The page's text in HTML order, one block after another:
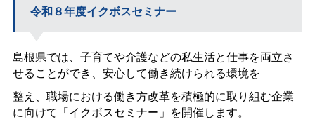
令和８年度イクボスセミナー
島根県では、子育てや介護などの私生活と仕事を両立さ
せることができ、安心して働き続けられる環境を
整え、職場における働き方改革を積極的に取り組む企業
に向けて「イクボスセミナー」を開催します。